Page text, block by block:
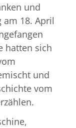
und
am 18. April
hatten sich
und
vom